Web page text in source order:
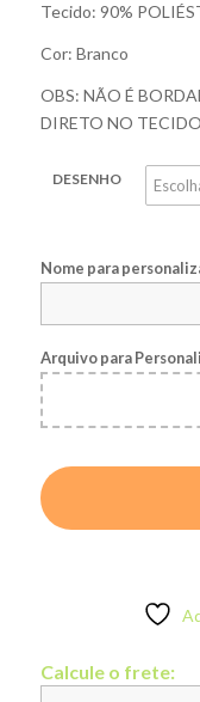
Tecido: 90%
Cor: Branco
OBS: NÃO É
DIRETO NO TECIDO
DESENHO
Nome para
Arquivo para
Calcule o frete: